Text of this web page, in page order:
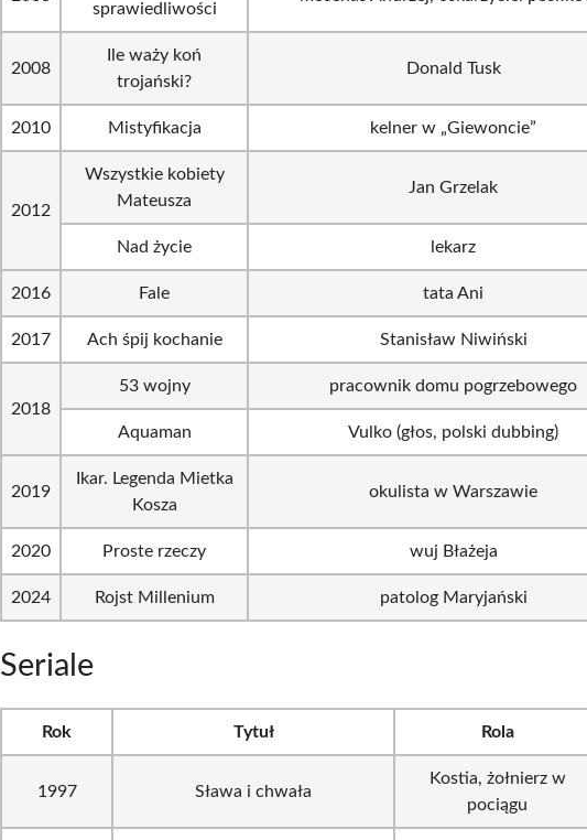
sprawiedliwości
2008
Ile waży koń
trojański?
Donald Tusk
2010 Mistyfikacja kelner w „Giewoncie”
2012
Wszystkie kobiety
Mateusza
Jan Grzelak
Nad życie lekarz
2016 Fale tata Ani
2017 Ach śpij kochanie Stanisław Niwiński
2018
53 wojny pracownik domu pogrzebowego
Aquaman Vulko (głos, polski dubbing)
2019
Ikar. Legenda Mietka
Kosza
okulista w Warszawie
2020 Proste rzeczy wuj Błażeja
2024 Rojst Millenium patolog Maryjański
Seriale
Rok Tytuł Rola
1997 Sława i chwała
Kostia, żołnierz w
pociągu